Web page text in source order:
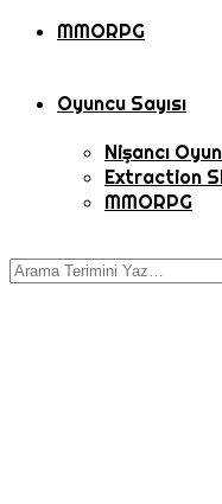
MMORPG
Oyuncu Sayısı
Nişancı
Extraction
MMORPG